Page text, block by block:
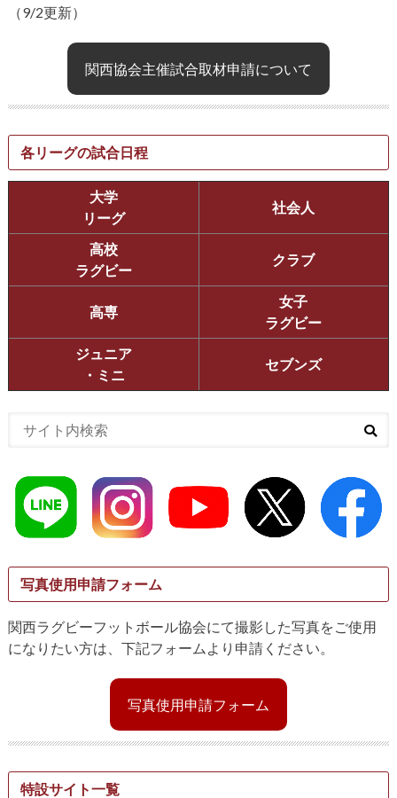
（9/2更新）
関西協会主催試合取材申請について
各リーグの試合日程
大学
リーグ
社会人
高校
ラグビー
クラブ
高専
女子
ラグビー
ジュニア
・ミニ
セブンズ
写真使用申請フォーム
関西ラグビーフットボール協会にて撮影した写真をご使用
になりたい方は、下記フォームより申請ください。
写真使用申請フォーム
特設サイト一覧